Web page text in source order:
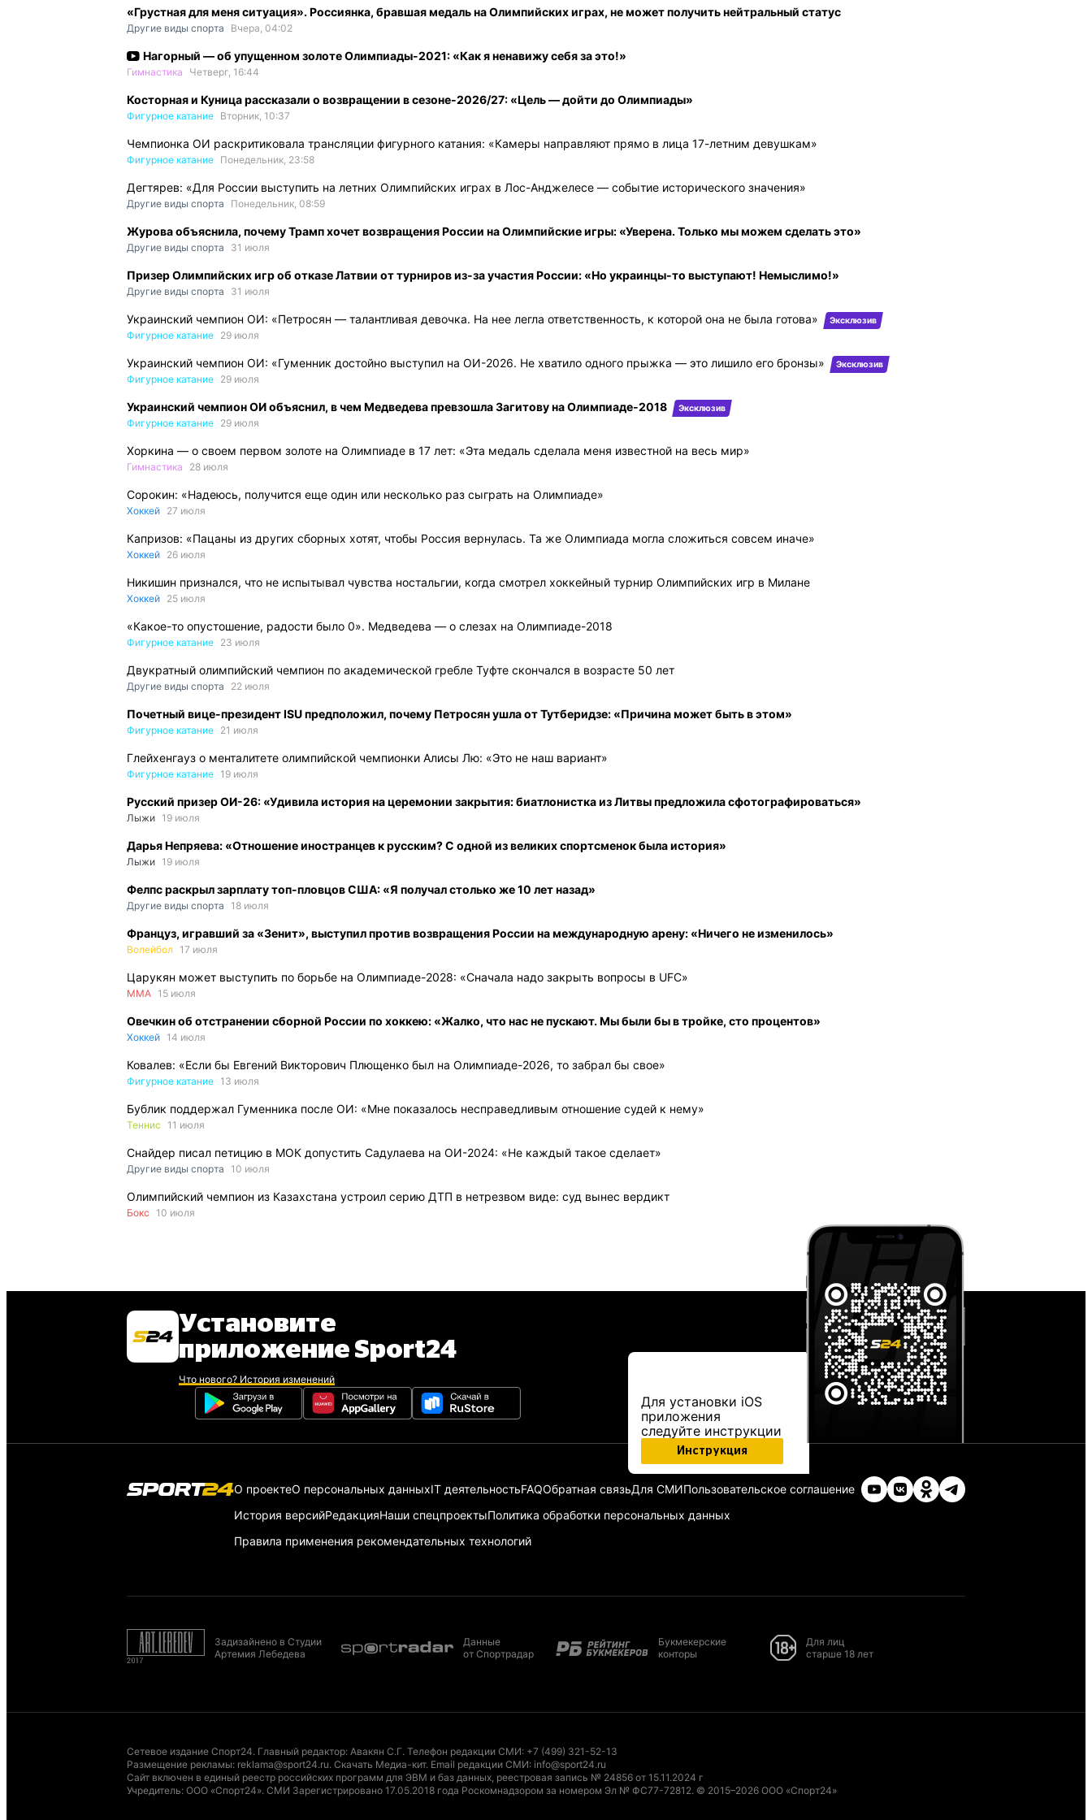
«Грустная для меня ситуация». Россиянка, бравшая медаль на Олимпийских играх, не может получить нейтральный статус
Другие виды спорта Вчера, 04:02
Нагорный — об упущенном золоте Олимпиады-2021: «Как я ненавижу себя за это!»
Гимнастика Четверг, 16:44
Косторная и Куница рассказали о возвращении в сезоне-2026/27: «Цель — дойти до Олимпиады»
Фигурное катание Вторник, 10:37
Чемпионка ОИ раскритиковала трансляции фигурного катания: «Камеры направляют прямо в лица 17-летним девушкам»
Фигурное катание Понедельник, 23:58
Дегтярев: «Для России выступить на летних Олимпийских играх в Лос-Анджелесе — событие исторического значения»
Другие виды спорта Понедельник, 08:59
Журова объяснила, почему Трамп хочет возвращения России на Олимпийские игры: «Уверена. Только мы можем сделать это»
Другие виды спорта 31 июля
Призер Олимпийских игр об отказе Латвии от турниров из-за участия России: «Но украинцы-то выступают! Немыслимо!»
Другие виды спорта 31 июля
Украинский чемпион ОИ: «Петросян — талантливая девочка. На нее легла ответственность, к которой она не была готова» Эксклюзив
Фигурное катание 29 июля
Украинский чемпион ОИ: «Гуменник достойно выступил на ОИ-2026. Не хватило одного прыжка — это лишило его бронзы» Эксклюзив
Фигурное катание 29 июля
Украинский чемпион ОИ объяснил, в чем Медведева превзошла Загитову на Олимпиаде-2018 Эксклюзив
Фигурное катание 29 июля
Хоркина — о своем первом золоте на Олимпиаде в 17 лет: «Эта медаль сделала меня известной на весь мир»
Гимнастика 28 июля
Сорокин: «Надеюсь, получится еще один или несколько раз сыграть на Олимпиаде»
Хоккей 27 июля
Капризов: «Пацаны из других сборных хотят, чтобы Россия вернулась. Та же Олимпиада могла сложиться совсем иначе»
Хоккей 26 июля
Никишин признался, что не испытывал чувства ностальгии, когда смотрел хоккейный турнир Олимпийских игр в Милане
Хоккей 25 июля
«Какое-то опустошение, радости было 0». Медведева — о слезах на Олимпиаде-2018
Фигурное катание 23 июля
Двукратный олимпийский чемпион по академической гребле Туфте скончался в возрасте 50 лет
Другие виды спорта 22 июля
Почетный вице-президент ISU предположил, почему Петросян ушла от Тутберидзе: «Причина может быть в этом»
Фигурное катание 21 июля
Глейхенгауз о менталитете олимпийской чемпионки Алисы Лю: «Это не наш вариант»
Фигурное катание 19 июля
Русский призер ОИ-26: «Удивила история на церемонии закрытия: биатлонистка из Литвы предложила сфотографироваться»
Лыжи 19 июля
Дарья Непряева: «Отношение иностранцев к русским? С одной из великих спортсменок была история»
Лыжи 19 июля
Фелпс раскрыл зарплату топ-пловцов США: «Я получал столько же 10 лет назад»
Другие виды спорта 18 июля
Француз, игравший за «Зенит», выступил против возвращения России на международную арену: «Ничего не изменилось»
Волейбол 17 июля
Царукян может выступить по борьбе на Олимпиаде-2028: «Сначала надо закрыть вопросы в UFC»
ММА 15 июля
Овечкин об отстранении сборной России по хоккею: «Жалко, что нас не пускают. Мы были бы в тройке, сто процентов»
Хоккей 14 июля
Ковалев: «Если бы Евгений Викторович Плющенко был на Олимпиаде-2026, то забрал бы свое»
Фигурное катание 13 июля
Бублик поддержал Гуменника после ОИ: «Мне показалось несправедливым отношение судей к нему»
Теннис 11 июля
Снайдер писал петицию в МОК допустить Садулаева на ОИ-2024: «Не каждый такое сделает»
Другие виды спорта 10 июля
Олимпийский чемпион из Казахстана устроил серию ДТП в нетрезвом виде: суд вынес вердикт
Бокс 10 июля
Установите
приложение Sport24
Что нового? История изменений
Для установки iOS
приложения
следуйте инструкции
Инструкция
О проектеО персональных данныхIT деятельностьFAQОбратная связьДля СМИПользовательское соглашение
История версийРедакцияНаши спецпроектыПолитика обработки персональных данных
Правила применения рекомендательных технологий
Задизайнено в Студии
Артемия Лебедева
Данные
от Спортрадар
Букмекерские
конторы
Для лиц
старше 18 лет
Сетевое издание Спорт24. Главный редактор: Авакян С.Г. Телефон редакции СМИ: +7 (499) 321-52-13
Размещение рекламы: reklama@sport24.ru. Скачать Медиа-кит. Email редакции СМИ: info@sport24.ru
Сайт включен в единый реестр российских программ для ЭВМ и баз данных, реестровая запись № 24856 от 15.11.2024 г
Учредитель: ООО «Спорт24». СМИ Зарегистрировано 17.05.2018 года Роскомнадзором за номером Эл № ФС77-72812. © 2015–2026 ООО «Спорт24»